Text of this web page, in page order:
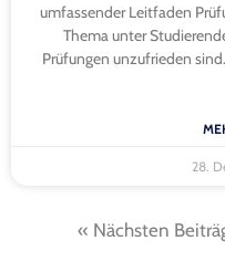
umfassender Leitfaden
Thema unter
Prüfungen unzufrieden
28.
« Nächsten